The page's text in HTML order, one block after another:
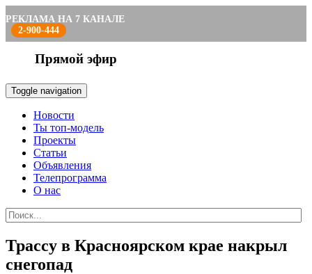
РЕКЛАМА НА 7 КАНАЛЕ
2-900-444
Прямой эфир
Toggle navigation
Новости
Ты топ-модель
Проекты
Статьи
Объявления
Телепрограмма
О нас
Трассу в Красноярском крае накрыл
снегопад